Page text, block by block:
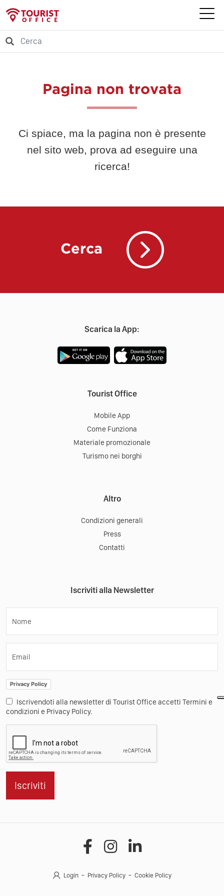
Pagina non trovata
Ci spiace, ma la pagina non è presente
nel sito web, prova ad eseguire una
ricerca!
Cerca
Scarica la App:
Tourist Office
Mobile App
Come Funziona
Materiale promozionale
Turismo nei borghi
Altro
Condizioni generali
Press
Contatti
Iscriviti alla Newsletter
Nome
Email
Privacy Policy
Iscrivendoti alla newsletter di Tourist Office accetti Termini e
condizioni e Privacy Policy.
Iscriviti
Login Privacy Policy Cookie Policy